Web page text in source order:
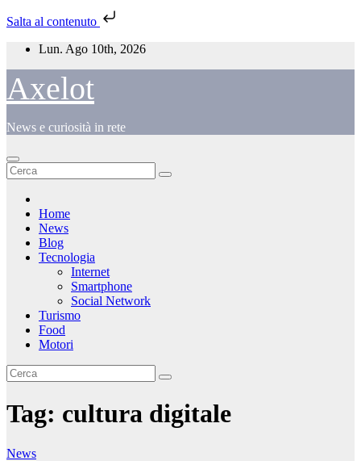
Salta al contenuto
Salta
contenuto
Lun. Ago 10th, 2026
Axelot
News e curiosità in rete
Home
News
Blog
Tecnologia
Internet
Smartphone
Social Network
Turismo
Food
Motori
Tag: cultura digitale
News